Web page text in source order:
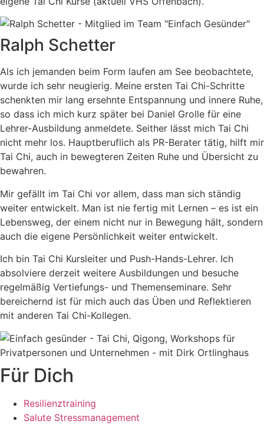
Ralph Schetter
Als ich jemanden beim Form laufen am See beobachtete,
wurde ich sehr neugierig. Meine ersten Tai Chi-Schritte
schenkten mir lang ersehnte Entspannung und innere Ruhe,
so dass ich mich kurz später bei Daniel Grolle für eine
Lehrer-Ausbildung anmeldete. Seither lässt mich Tai Chi
nicht mehr los. Hauptberuflich als PR-Berater tätig, hilft mir
Tai Chi, auch in bewegteren Zeiten Ruhe und Übersicht zu
bewahren.
Mir gefällt im Tai Chi vor allem, dass man sich ständig
weiter entwickelt. Man ist nie fertig mit Lernen – es ist ein
Lebensweg, der einem nicht nur in Bewegung hält, sondern
auch die eigene Persönlichkeit weiter entwickelt.
Ich bin Tai Chi Kursleiter und Push-Hands-Lehrer. Ich
absolviere derzeit weitere Ausbildungen und besuche
regelmäßig Vertiefungs- und Themenseminare. Sehr
bereichernd ist für mich auch das Üben und Reflektieren
mit anderen Tai Chi-Kollegen.
Für Dich
Resilienztraining
Salute Stressmanagement